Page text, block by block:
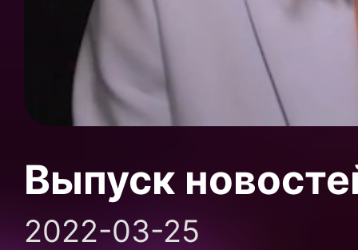
Выпуск
2022-03-25